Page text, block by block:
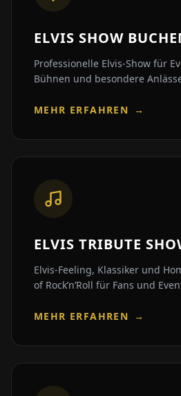
ELVIS SHOW
Professionelle Elvis-Show für
Bühnen und besondere
MEHR ERFAHREN →
ELVIS TRIBUTE
Elvis-Feeling, Klassiker und
of Rock’n’Roll für Fans und
MEHR ERFAHREN →